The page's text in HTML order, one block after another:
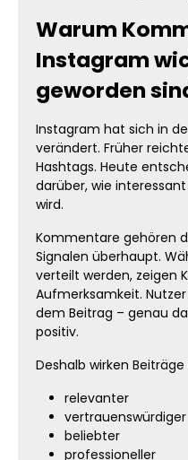
Warum
Instagram
geworden
Instagram hat sich in
verändert. Früher
Hashtags. Heute
darüber, wie
wird.
Kommentare gehören
Signalen überhaupt.
verteilt werden, zeigen
Aufmerksamkeit.
dem Beitrag – genau
positiv.
Deshalb wirken
relevanter
vertrauenswürdiger
beliebter
professioneller